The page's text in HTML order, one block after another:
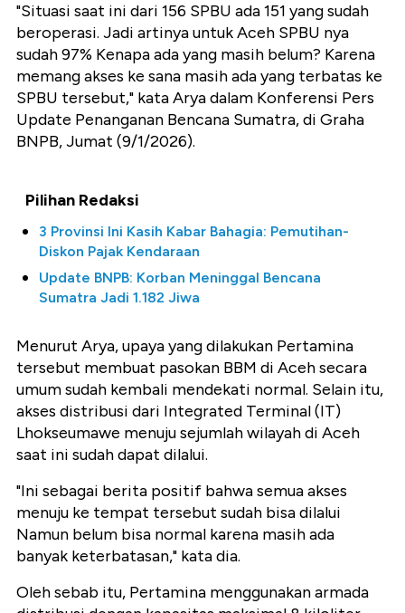
"Situasi saat ini dari 156 SPBU ada 151 yang sudah
beroperasi. Jadi artinya untuk Aceh SPBU nya
sudah 97% Kenapa ada yang masih belum? Karena
memang akses ke sana masih ada yang terbatas ke
SPBU tersebut," kata Arya dalam Konferensi Pers
Update Penanganan Bencana Sumatra, di Graha
BNPB, Jumat (9/1/2026).
Pilihan Redaksi
3 Provinsi Ini Kasih Kabar Bahagia: Pemutihan-
Diskon Pajak Kendaraan
Update BNPB: Korban Meninggal Bencana
Sumatra Jadi 1.182 Jiwa
Menurut Arya, upaya yang dilakukan Pertamina
tersebut membuat pasokan BBM di Aceh secara
umum sudah kembali mendekati normal. Selain itu,
akses distribusi dari Integrated Terminal (IT)
Lhokseumawe menuju sejumlah wilayah di Aceh
saat ini sudah dapat dilalui.
"Ini sebagai berita positif bahwa semua akses
menuju ke tempat tersebut sudah bisa dilalui
Namun belum bisa normal karena masih ada
banyak keterbatasan," kata dia.
Oleh sebab itu, Pertamina menggunakan armada